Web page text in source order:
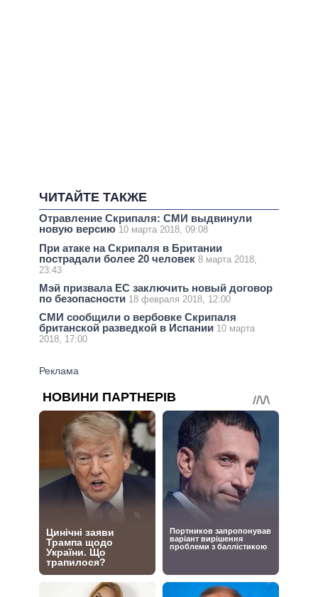
ЧИТАЙТЕ ТАКЖЕ
Отравление Скрипаля: СМИ выдвинули
новую версию 10 марта 2018, 09:08
При атаке на Скрипаля в Британии
пострадали более 20 человек 8 марта 2018,
23:43
Мэй призвала ЕС заключить новый договор
по безопасности 18 февраля 2018, 12:00
СМИ сообщили о вербовке Скрипаля
британской разведкой в Испании 10 марта
2018, 17:00